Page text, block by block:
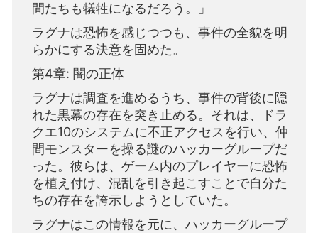
間たちも犠牲になるだろう。」
ラグナは恐怖を感じつつも、事件の全貌を明
らかにする決意を固めた。
第4章: 闇の正体
ラグナは調査を進めるうち、事件の背後に隠
れた黒幕の存在を突き止める。それは、ドラ
クエ10のシステムに不正アクセスを行い、仲
間モンスターを操る謎のハッカーグループだ
った。彼らは、ゲーム内のプレイヤーに恐怖
を植え付け、混乱を引き起こすことで自分た
ちの存在を誇示しようとしていた。
ラグナはこの情報を元に、ハッカーグループ